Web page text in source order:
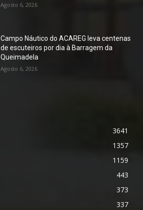
Agosto 6, 2026
Campo Náutico do ACAREG leva centenas
de escuteiros por dia à Barragem da
Queimadela
Agosto 6, 2026
3641
1357
1159
443
373
337